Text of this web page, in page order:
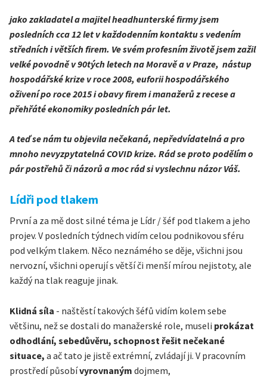
jako zakladatel a majitel headhunterské firmy jsem
posledních cca 12 let v každodenním kontaktu s vedením
středních i větších firem. Ve svém profesním životě jsem zažil
velké povodně v 90tých letech na Moravě a v Praze, nástup
hospodářské krize v roce 2008, euforii hospodářského
oživení po roce 2015 i obavy firem i manažerů z recese a
přehřáté ekonomiky posledních pár let.
A teď se nám tu objevila nečekaná, nepředvídatelná a pro
mnoho nevyzpytatelná COVID krize. Rád se proto podělím o
pár postřehů či názorů a moc rád si vyslechnu názor Váš.
Lídři pod tlakem
První a za mě dost silné téma je Lídr / šéf pod tlakem a jeho
projev. V posledních týdnech vidím celou podnikovou sféru
pod velkým tlakem. Něco neznámého se děje, všichni jsou
nervozní, všichni operují s větší či menší mírou nejistoty, ale
každý na tlak reaguje jinak.
Klidná síla - naštěstí takových šéfů vidím kolem sebe
většinu, než se dostali do manažerské role, museli prokázat
odhodlání, sebedůvěru, schopnost řešit nečekané
situace, a ač tato je jistě extrémní, zvládají ji. V pracovním
prostředí působívyrovnaným dojmem,